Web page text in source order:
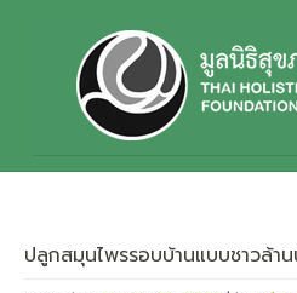
ปลูกสมุนไพรรอบบ้านแบบชาวล้า